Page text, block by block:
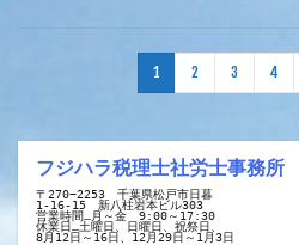
1 2 3 4
フジハラ税理士社労士事務所
〒270−2253　千葉県松戸市日暮
1-16-15　新八柱岩本ビル303
営業時間…月～金　9:00～17:30
休業日…土曜日、日曜日、祝祭日、
8月12日～16日、12月29日～1月3日